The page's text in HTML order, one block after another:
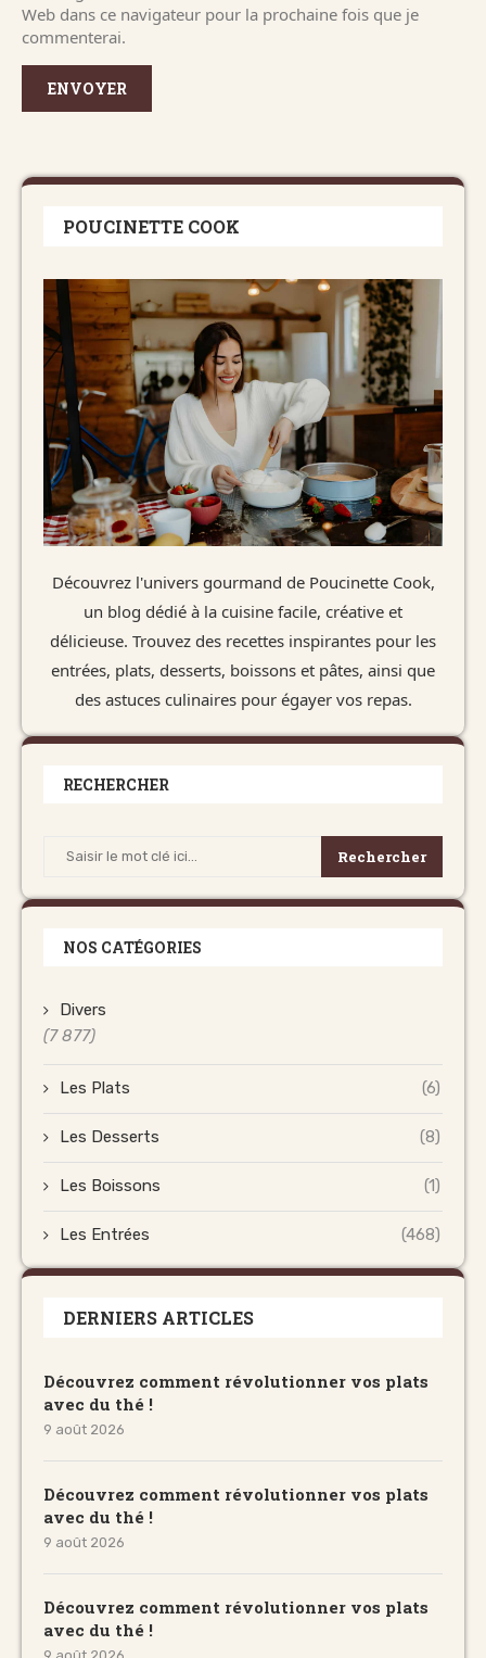
Web dans ce navigateur pour la prochaine fois que je
commenterai.
POUCINETTE COOK
Découvrez l'univers gourmand de Poucinette Cook,
un blog dédié à la cuisine facile, créative et
délicieuse. Trouvez des recettes inspirantes pour les
entrées, plats, desserts, boissons et pâtes, ainsi que
des astuces culinaires pour égayer vos repas.
RECHERCHER
Rechercher
NOS CATÉGORIES
Divers
(7 877)
Les Plats (6)
Les Desserts (8)
Les Boissons (1)
Les Entrées (468)
DERNIERS ARTICLES
Découvrez comment révolutionner vos plats
avec du thé !
9 août 2026
Découvrez comment révolutionner vos plats
avec du thé !
9 août 2026
Découvrez comment révolutionner vos plats
avec du thé !